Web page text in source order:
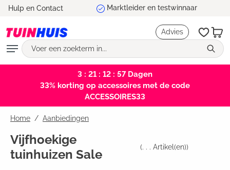
Hulp en Contact
Advies
3 : 21 : 12 : 57Dagen
33% korting op accessoires met de code
ACCESSOIRES33
Home Aanbiedingen
Vijfhoekige
tuinhuizen Sale
(. . . Artikel(en))